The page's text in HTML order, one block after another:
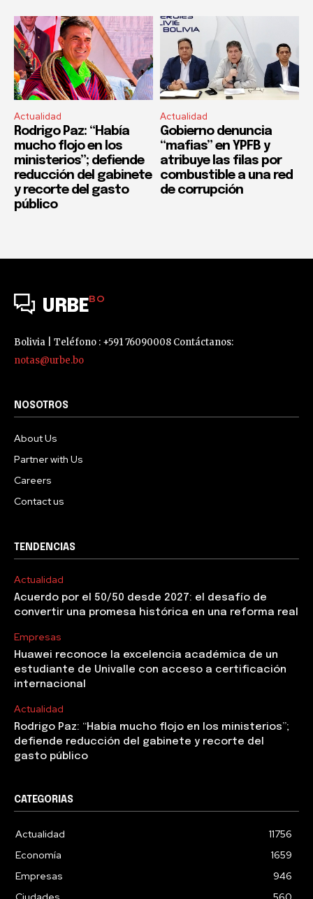
Actualidad
Rodrigo Paz: “Había
mucho flojo en los
ministerios”; defiende
reducción del gabinete
y recorte del gasto
público
Actualidad
Gobierno denuncia
“mafias” en YPFB y
atribuye las filas por
combustible a una red
de corrupción
URBEBO
Bolivia | Teléfono : +591 76090008 Contáctanos:
notas@urbe.bo
NOSOTROS
About Us
Partner with Us
Careers
Contact us
TENDENCIAS
Actualidad
Acuerdo por el 50/50 desde 2027: el desafío de
convertir una promesa histórica en una reforma real
Empresas
Huawei reconoce la excelencia académica de un
estudiante de Univalle con acceso a certificación
internacional
Actualidad
Rodrigo Paz: “Había mucho flojo en los ministerios”;
defiende reducción del gabinete y recorte del
gasto público
CATEGORIAS
Actualidad
11756
Economía
1659
Empresas
946